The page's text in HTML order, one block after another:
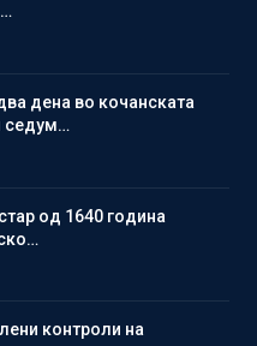
дена во кочанската
седум…
од 1640 година
контроли на